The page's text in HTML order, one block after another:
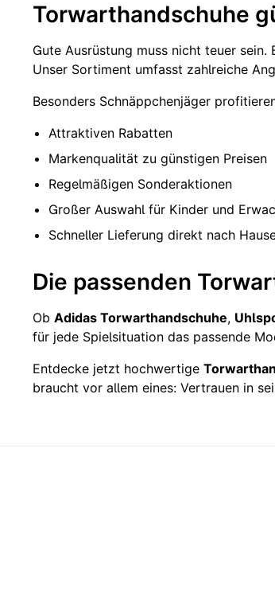
Torwarthandschuhe
Gute Ausrüstung muss nicht teuer
Unser Sortiment umfasst zahlreiche
Besonders Schnäppchenjäger
Attraktiven Rabatten
Markenqualität zu günstigen Preisen
Regelmäßigen Sonderaktionen
Großer Auswahl für Kinder und
Schneller Lieferung direkt nach
Die passenden
Ob Adidas Torwarthandschuhe,
für jede Spielsituation das passende
Entdecke jetzt hochwertige
braucht vor allem eines: Vertrauen in